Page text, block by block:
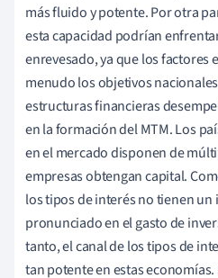
más fluido y potente. Por otra
esta capacidad podrían
enrevesado, ya que los factores
menudo los objetivos
estructuras financieras
en la formación del MTM. Los
en el mercado disponen de
empresas obtengan capital.
los tipos de interés no tienen
pronunciado en el gasto de
tanto, el canal de los tipos de
tan potente en estas